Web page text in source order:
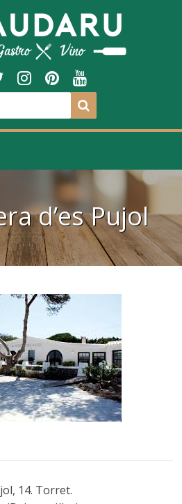
d’es Pujol
14. Torret.